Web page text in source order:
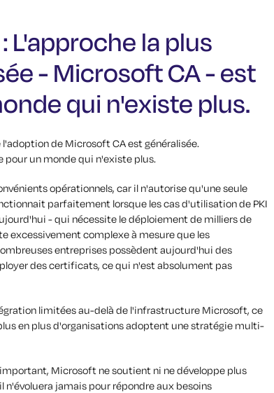
L'approche la plus
- Microsoft CA - est
qui n'existe plus.
de Microsoft CA est généralisée.
un monde qui n'existe plus.
opérationnels, car il n'autorise qu'une seule
parfaitement lorsque les cas d'utilisation de PKI
- qui nécessite le déploiement de milliers de
excessivement complexe à mesure que les
entreprises possèdent aujourd'hui des
des certificats, ce qui n'est absolument pas
limitées au-delà de l'infrastructure Microsoft, ce
en plus d'organisations adoptent une stratégie multi-
Microsoft ne soutient ni ne développe plus
jamais pour répondre aux besoins